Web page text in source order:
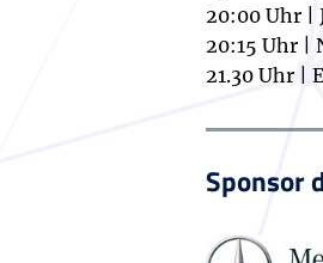
20:00 Uhr |
20:15 Uhr |
21.30 Uhr |
Sponsor